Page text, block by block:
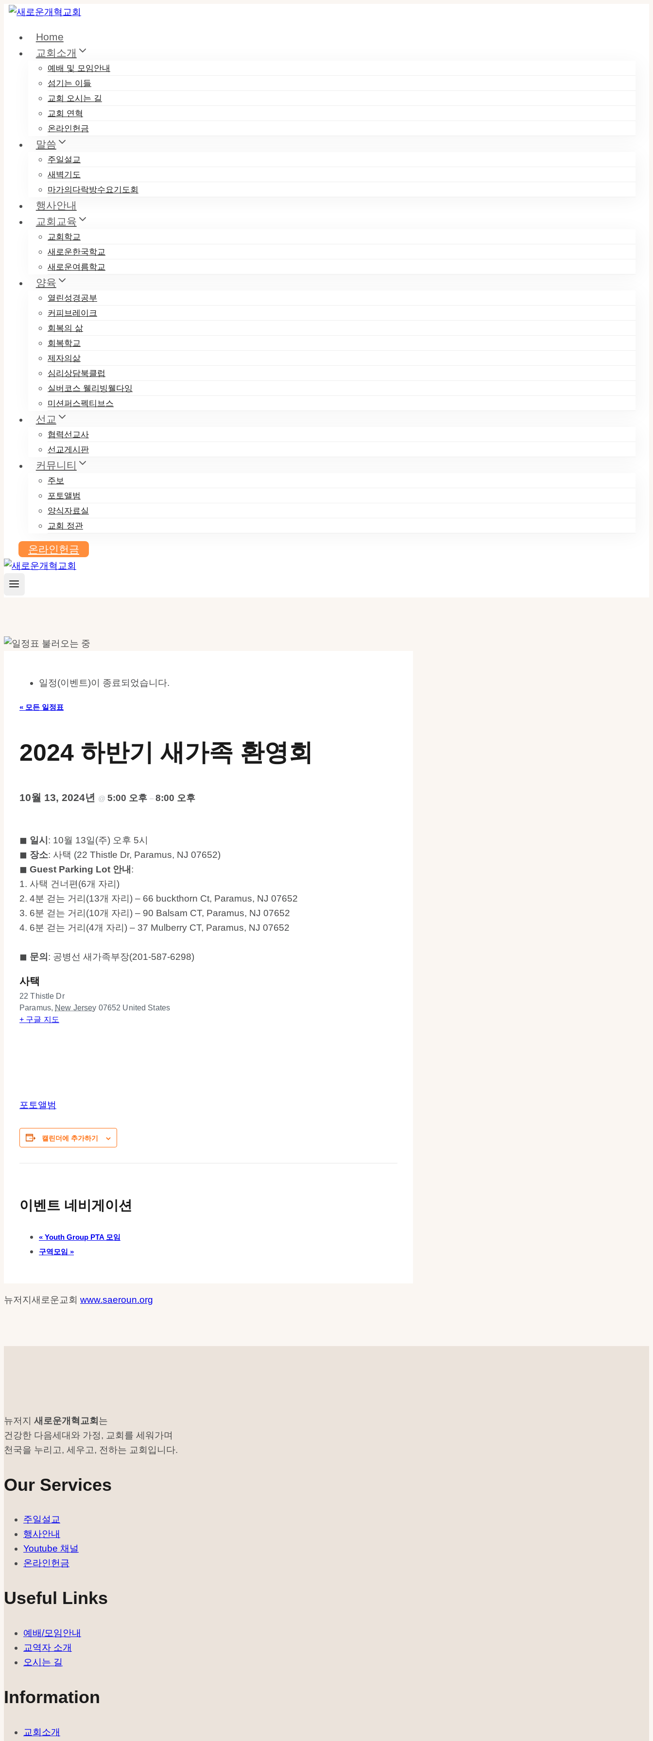
Skip
content
Home
교회소개
예배 및 모임안내
섬기는 이들
교회 오시는 길
교회 연혁
온라인헌금
말씀
주일설교
새벽기도
마가의다락방수요기도회
행사안내
교회교육
교회학교
새로운한국학교
새로운여름학교
양육
열린성경공부
커피브레이크
회복의 삶
회복학교
제자의삶
심리상담북클럽
실버코스 웰리빙웰다잉
미션퍼스펙티브스
선교
협력선교사
선교게시판
커뮤니티
주보
포토앨범
양식자료실
교회 정관
온라인헌금
일정(이벤트)이 종료되었습니다.
« 모든 일정표
2024 하반기 새가족 환영회
10월 13, 2024년 @ 5:00 오후 – 8:00 오후
◼︎ 일시 : 10월 13일(주) 오후 5시
◼︎ 장소: 사택 (22 Thistle Dr, Paramus, NJ 07652)
◼︎ Guest Parking Lot 안내 :
1. 사택 건너편(6개 자리)
2. 4분 걷는 거리(13개 자리) – 66 buckthorn Ct, Paramus, NJ 07652
3. 6분 걷는 거리(10개 자리) – 90 Balsam CT, Paramus, NJ 07652
4. 6분 걷는 거리(4개 자리) – 37 Mulberry CT, Paramus, NJ 07652
◼︎ 문의 : 공병선 새가족부장(201-587-6298)
사택
22 Thistle Dr
Paramus, New Jersey 07652 United States
+ 구글 지도
포토앨범
캘린더에 추가하기
이벤트 네비게이션
« Youth Group PTA 모임
구역모임 »
뉴저지새로운교회 www.saeroun.org
뉴저지 새로운개혁교회 는
건강한 다음세대와 가정, 교회를 세워가며
천국을 누리고, 세우고, 전하는 교회입니다.
Our Services
주일설교
행사안내
Youtube 채널
온라인헌금
Useful Links
예배/모임안내
교역자 소개
오시는 길
Information
교회소개